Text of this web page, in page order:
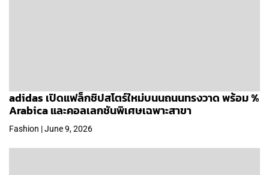
adidas เปิดแฟล็กชิปสโตร์ใหม่บนนถนนทรงวาด พร้อม %
Arabica และคอลเลกชันพิเศษเฉพาะสาขา
Fashion | June 9, 2026